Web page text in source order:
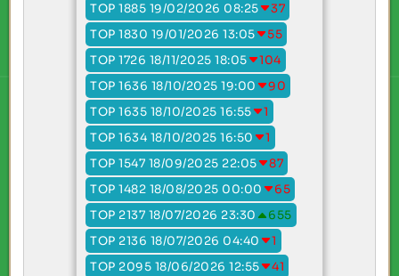
TOP 1885 19/02/2026 08:25
37
TOP 1830 19/01/2026 13:05
55
TOP 1726 18/11/2025 18:05
104
TOP 1636 18/10/2025 19:00
90
TOP 1635 18/10/2025 16:55
1
TOP 1634 18/10/2025 16:50
1
TOP 1547 18/09/2025 22:05
87
TOP 1482 18/08/2025 00:00
65
TOP 2137 18/07/2026 23:30
655
TOP 2136 18/07/2026 04:40
1
TOP 2095 18/06/2026 12:55
41